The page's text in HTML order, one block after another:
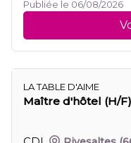
Publiée le 06/08/2026
LA TABLE D'AIME
Maître d'hôtel (H/F)